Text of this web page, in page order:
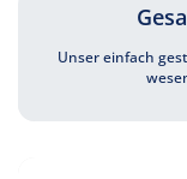
Unser einfach